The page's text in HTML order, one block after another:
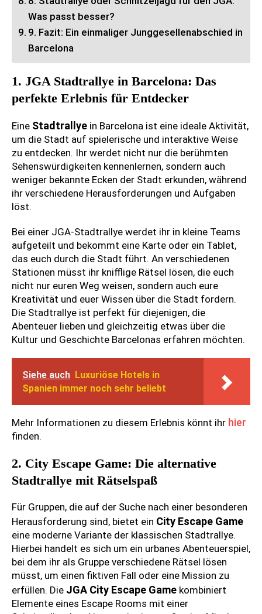
Was passt besser?
9. Fazit: Ein einmaliger Junggesellenabschied in
Barcelona
1. JGA Stadtrallye in Barcelona: Das
perfekte Erlebnis für Entdecker
Eine Stadtrallye in Barcelona ist eine ideale Aktivität,
um die Stadt auf spielerische und interaktive Weise
zu entdecken. Ihr werdet nicht nur die berühmten
Sehenswürdigkeiten kennenlernen, sondern auch
weniger bekannte Ecken der Stadt erkunden, während
ihr verschiedene Herausforderungen und Aufgaben
löst.
Bei einer JGA-Stadtrallye werdet ihr in kleine Teams
aufgeteilt und bekommt eine Karte oder ein Tablet,
das euch durch die Stadt führt. An verschiedenen
Stationen müsst ihr knifflige Rätsel lösen, die euch
nicht nur euren Weg weisen, sondern auch eure
Kreativität und euer Wissen über die Stadt fordern.
Die Stadtrallye ist perfekt für diejenigen, die
Abenteuer lieben und gleichzeitig etwas über die
Kultur und Geschichte Barcelonas erfahren möchten.
Siehe auch Luxuriöse Hotels in
Spanien immer noch sehr beliebt
Mehr Informationen zu diesem Erlebnis könnt ihr hier
finden.
2. City Escape Game: Die alternative
Stadtrallye mit Rätselspaß
Für Gruppen, die auf der Suche nach einer besonderen
Herausforderung sind, bietet ein City Escape Game
eine moderne Variante der klassischen Stadtrallye.
Hierbei handelt es sich um ein urbanes Abenteuerspiel,
bei dem ihr als Gruppe verschiedene Rätsel lösen
müsst, um einen fiktiven Fall oder eine Mission zu
erfüllen. Die JGA City Escape Game kombiniert
Elemente eines Escape Rooms mit einer